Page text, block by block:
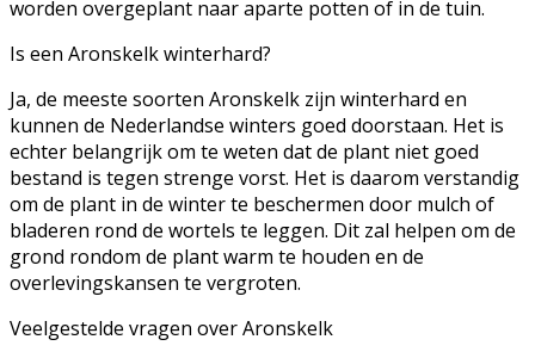
worden overgeplant naar aparte potten of in de tuin.
Is een Aronskelk winterhard?
Ja, de meeste soorten Aronskelk zijn winterhard en
kunnen de Nederlandse winters goed doorstaan. Het is
echter belangrijk om te weten dat de plant niet goed
bestand is tegen strenge vorst. Het is daarom verstandig
om de plant in de winter te beschermen door mulch of
bladeren rond de wortels te leggen. Dit zal helpen om de
grond rondom de plant warm te houden en de
overlevingskansen te vergroten.
Veelgestelde vragen over Aronskelk